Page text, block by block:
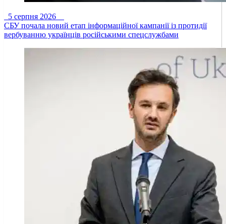
5 серпня 2026
СБУ почала новий етап інформаційної кампанії із протидії
вербуванню українців російськими спецслужбами